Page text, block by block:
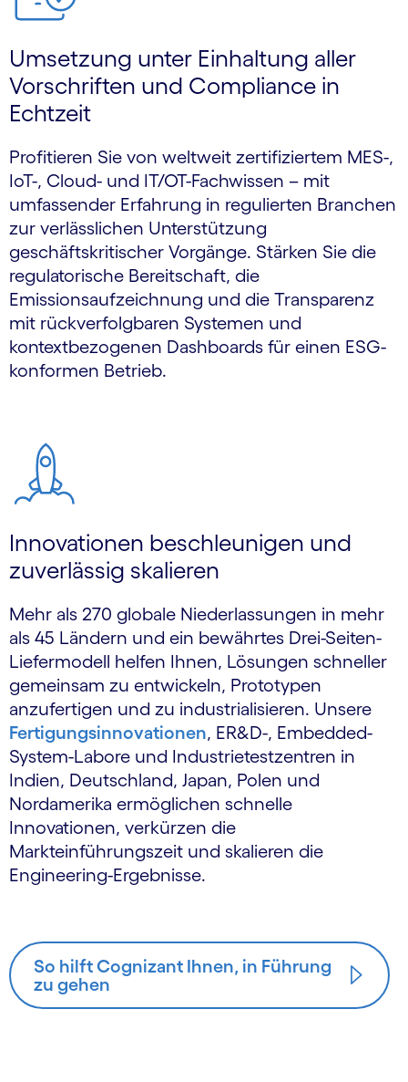
Umsetzung unter Einhaltung aller
Vorschriften und Compliance in
Echtzeit
Profitieren Sie von weltweit zertifiziertem MES-,
IoT-, Cloud- und IT/OT-Fachwissen – mit
umfassender Erfahrung in regulierten Branchen
zur verlässlichen Unterstützung
geschäftskritischer Vorgänge. Stärken Sie die
regulatorische Bereitschaft, die
Emissionsaufzeichnung und die Transparenz
mit rückverfolgbaren Systemen und
kontextbezogenen Dashboards für einen ESG-
konformen Betrieb.
Innovationen beschleunigen und
zuverlässig skalieren
Mehr als 270 globale Niederlassungen in mehr
als 45 Ländern und ein bewährtes Drei-Seiten-
Liefermodell helfen Ihnen, Lösungen schneller
gemeinsam zu entwickeln, Prototypen
anzufertigen und zu industrialisieren. Unsere
Fertigungsinnovationen, ER&D-, Embedded-
System-Labore und Industrietestzentren in
Indien, Deutschland, Japan, Polen und
Nordamerika ermöglichen schnelle
Innovationen, verkürzen die
Markteinführungszeit und skalieren die
Engineering-Ergebnisse.
So hilft Cognizant Ihnen, in Führung
zu gehen